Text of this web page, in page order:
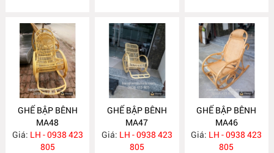
GHẾ BẬP BÊNH
MA48
Giá: LH - 0938 423
805
GHẾ BẬP BÊNH
MA47
Giá: LH - 0938 423
805
GHẾ BẬP BÊNH
MA46
Giá: LH - 0938 423
805